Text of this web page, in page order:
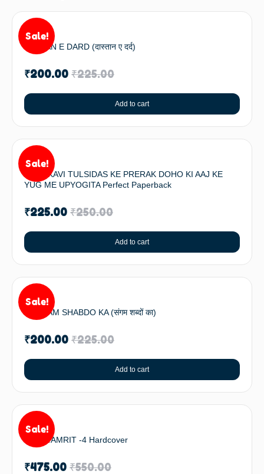
Sale!
DASTAN E DARD (दास्तान ए दर्द)
₹225.00
₹200.00
Add to cart
Sale!
MAHAKAVI TULSIDAS KE PRERAK DOHO KI AAJ KE
YUG ME UPYOGITA Perfect Paperback
₹250.00
₹225.00
Add to cart
Sale!
SANGAM SHABDO KA (संगम शब्दों का)
₹225.00
₹200.00
Add to cart
Sale!
KAVYA AMRIT -4 Hardcover
₹550.00
₹475.00